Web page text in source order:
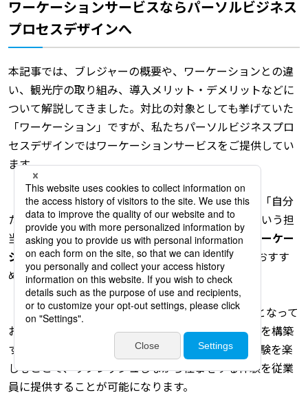
ワーケーションサービスならパーソルビジネス
プロセスデザインへ
本記事では、ブレジャーの概要や、ワーケーションとの違
い、観光庁の取り組み、導入メリット・デメリットなどに
ついて解説してきました。対比の対象としても挙げていた
「ワーケーション」ですが、私たちパーソルビジネスプロ
セスデザインではワーケーションサービスをご提供してい
ます。
「ブレジャーよりもワーケーションを活用したい」「自分
たちだけでワーケーションを推進できるか不安」という担
当者の方には、私たちがご提供している企業向けワーケー
ションサービス『 &Office（アンドオフィス）
がおすす
めです。
『&Office』は企業向けのワーケーションサービスとなって
おり、非日常の体験を共有して従業員同士の関係性を構築
することができます。また、その土地ならではの体験を楽
しむことで、リフレッシュしながら仕事をする体験を従業
員に提供することが可能になります。